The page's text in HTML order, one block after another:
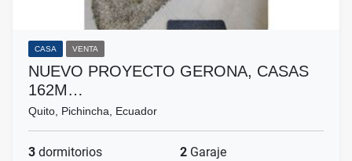
CASA VENTA
NUEVO PROYECTO GERONA, CASAS
162M…
Quito, Pichincha, Ecuador
3 dormitorios 2 Garaje